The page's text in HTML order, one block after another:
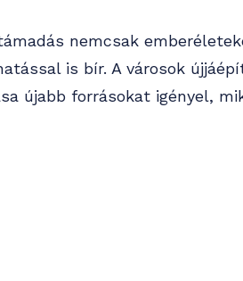
nemcsak
is bír. A városok
újabb forrásokat igényel,